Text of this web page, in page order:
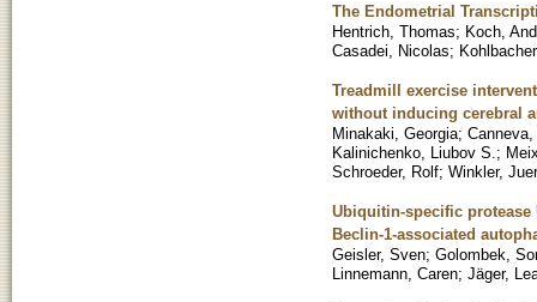
The Endometrial
Hentrich, Thomas; Koch,
Casadei, Nicolas;
Treadmill exercise
without inducing cerebral
Minakaki, Georgia;
Kalinichenko, Liubov S. ;
Schroeder, Rolf; Winkler,
Ubiquitin-specific
Beclin-1-associated
Geisler, Sven; Golombek,
Linnemann, Caren; Jäger,